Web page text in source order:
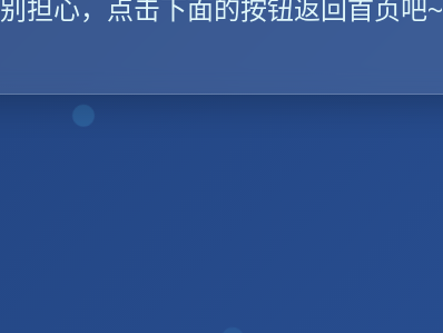
别担心，点击下面的按钮返回首页吧~